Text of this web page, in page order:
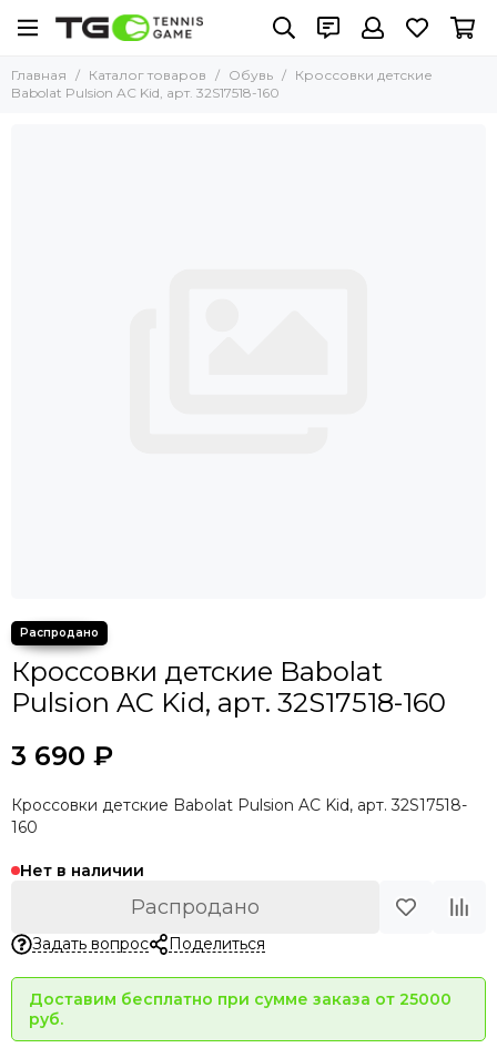
Главная Каталог товаров Обувь
Кроссовки детские
Babolat Pulsion AC Kid, арт. 32S17518-160
Кроссовки детские Babolat
Pulsion AC Kid, арт. 32S17518-160
3 690 ₽
Кроссовки детские Babolat Pulsion AC Kid, арт. 32S17518-
160
Нет в наличии
Распродано
Задать вопрос Поделиться
Доставим бесплатно при сумме заказа от 25000
руб.